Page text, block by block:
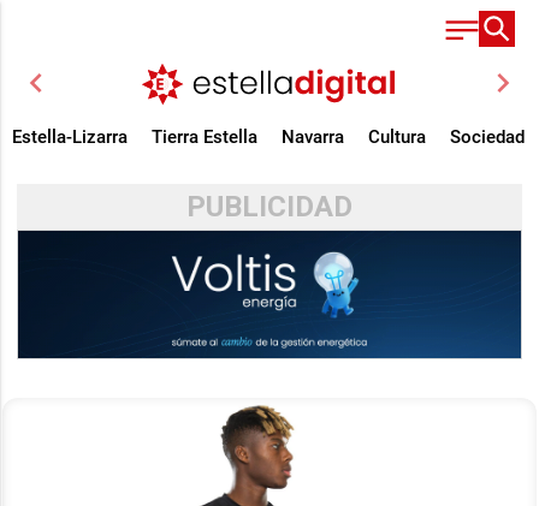
chevron_left chevron_right
Estella-Lizarra Tierra Estella Navarra Cultura Sociedad
PUBLICIDAD